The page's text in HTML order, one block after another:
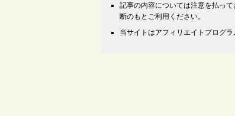
記事の内容については注意を払っ
断のもとご利用ください。
当サイトはアフィリエイトプログラ